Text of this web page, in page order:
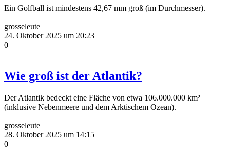
Ein Golfball ist mindestens 42,67 mm groß (im Durchmesser).
grosseleute
24. Oktober 2025 um 20:23
0
Wie groß ist der Atlantik?
Der Atlantik bedeckt eine Fläche von etwa 106.000.000 km²
(inklusive Nebenmeere und dem Arktischem Ozean).
grosseleute
28. Oktober 2025 um 14:15
0